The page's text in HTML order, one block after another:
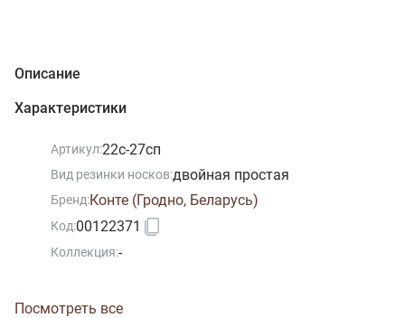
Описание
Характеристики
Артикул:22с-27сп
Вид резинки носков:двойная простая
Бренд:Конте (Гродно, Беларусь)
Код:00122371
Коллекция:-
Посмотреть все